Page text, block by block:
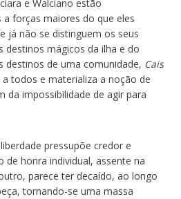
e Walciano estão
forças maiores do que eles
já não se distinguem os seus
destinos mágicos da ilha e do
destinos de uma comunidade, Cais
todos e materializa a noção de
da impossibilidade de agir para
pressupõe credor e
de honra individual, assente na
parece ter decaído, ao longo
tornando-se uma massa